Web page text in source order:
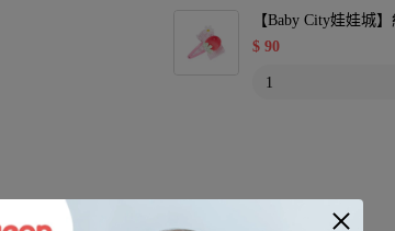
【Baby City娃娃城
$ 90